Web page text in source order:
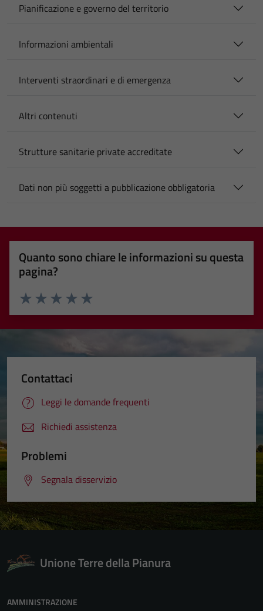
Pianificazione e governo del territorio
Informazioni ambientali
Interventi straordinari e di emergenza
Altri contenuti
Strutture sanitarie private accreditate
Dati non più soggetti a pubblicazione obbligatoria
Quanto sono chiare le informazioni su questa
pagina?
Valuta 5 stelle su 5
Valuta 4 stelle su 5
Valuta 3 stelle su 5
Valuta 2 stelle su 5
Valuta 1 stelle su 5
Contattaci
Leggi le domande frequenti
Richiedi assistenza
Problemi
Segnala disservizio
Unione Terre della Pianura
AMMINISTRAZIONE